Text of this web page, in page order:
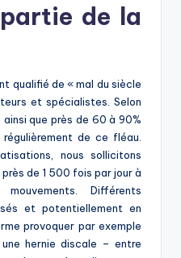
de la
qualifié de « mal du siècle
et spécialistes. Selon
que près de 60 à 90%
de ce fléau.
nous sollicitons
de 1 500 fois par jour à
Différents
et potentiellement en
provoquer par exemple
hernie discale – entre